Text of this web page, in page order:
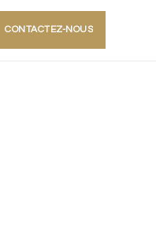
EN
FR
CONTACTEZ-NOUS